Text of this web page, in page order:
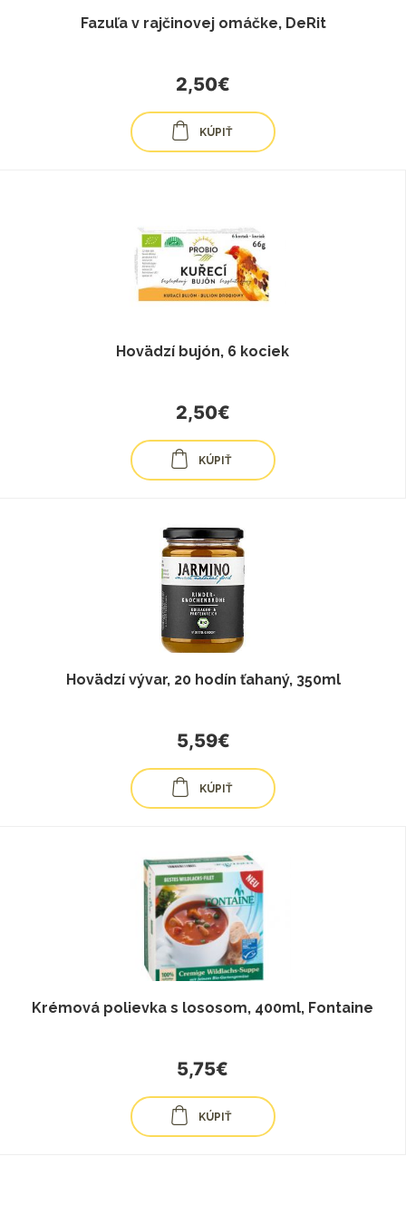
Fazuľa v rajčinovej omáčke, DeRit
2,50€
KÚPIŤ
Hovädzí bujón, 6 kociek
2,50€
KÚPIŤ
Hovädzí vývar, 20 hodín ťahaný, 350ml
5,59€
KÚPIŤ
Krémová polievka s lososom, 400ml, Fontaine
5,75€
KÚPIŤ